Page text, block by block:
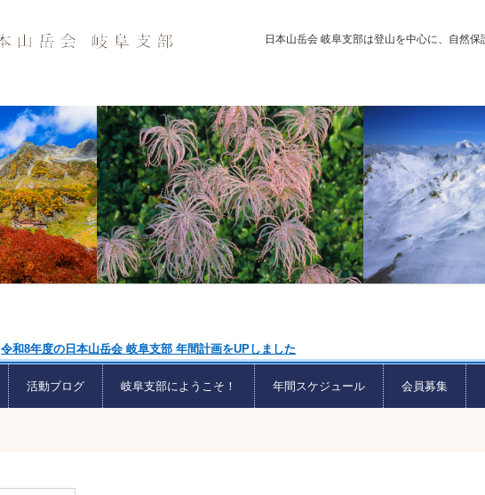
日本山岳会 岐阜支部は登山を中心に、自然
令和8年度の日本山岳会 岐阜支部 年間計画をUPしました
活動ブログ 岐阜支部にようこそ！ 年間スケジュール 会員募集